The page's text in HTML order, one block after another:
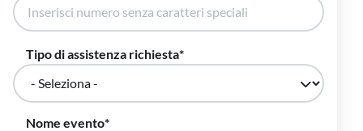
Tipo di assistenza richiesta
Nome evento